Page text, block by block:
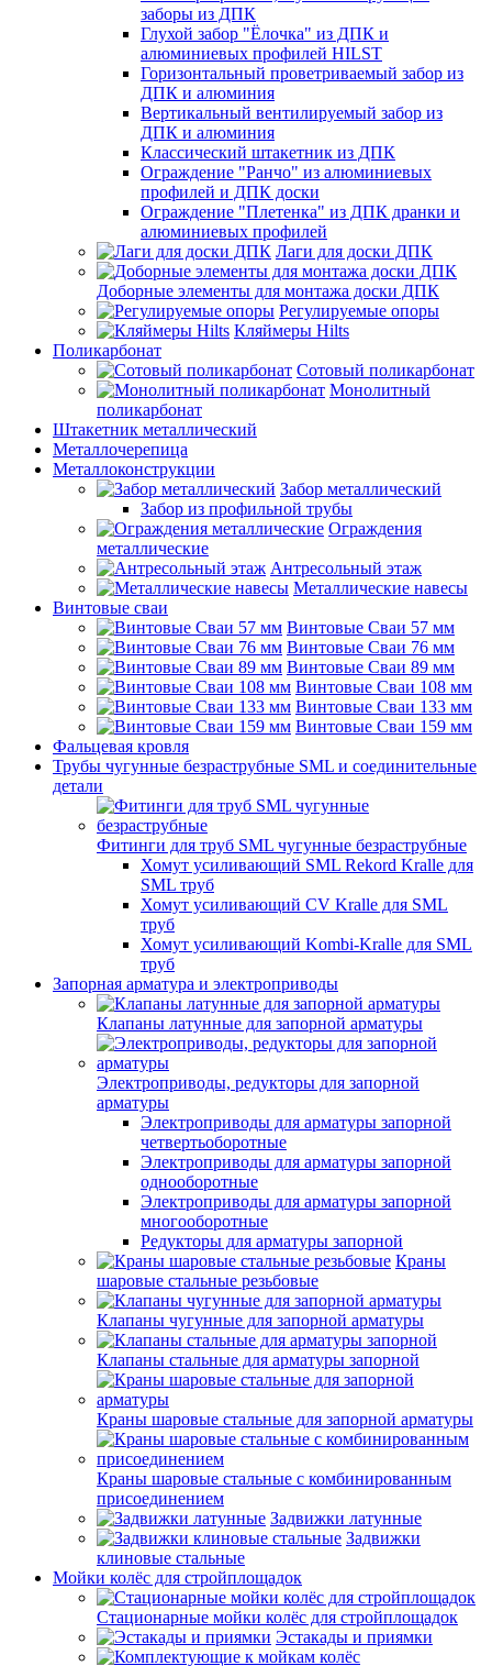
заборы из ДПК
Глухой забор "Ёлочка" из ДПК и
алюминиевых профилей HILST
Горизонтальный проветриваемый забор из
ДПК и алюминия
Вертикальный вентилируемый забор из
ДПК и алюминия
Классический штакетник из ДПК
Ограждение "Ранчо" из алюминиевых
профилей и ДПК доски
Ограждение "Плетенка" из ДПК дранки и
алюминиевых профилей
Лаги для доски ДПК
Доборные элементы для монтажа доски ДПК
Регулируемые опоры
Кляймеры Hilts
Поликарбонат
Сотовый поликарбонат
Монолитный
поликарбонат
Штакетник металлический
Металлочерепица
Металлоконструкции
Забор металлический
Забор из профильной трубы
Ограждения
металлические
Антресольный этаж
Металлические навесы
Винтовые сваи
Винтовые Сваи 57 мм
Винтовые Сваи 76 мм
Винтовые Сваи 89 мм
Винтовые Сваи 108 мм
Винтовые Сваи 133 мм
Винтовые Сваи 159 мм
Фальцевая кровля
Трубы чугунные безраструбные SML и соединительные
детали
Фитинги для труб SML чугунные безраструбные
Хомут усиливающий SML Rekord Kralle для
SML труб
Хомут усиливающий CV Kralle для SML
труб
Хомут усиливающий Kombi-Kralle для SML
труб
Запорная арматура и электроприводы
Клапаны латунные для запорной арматуры
Электроприводы, редукторы для запорной
арматуры
Электроприводы для арматуры запорной
четвертьоборотные
Электроприводы для арматуры запорной
однооборотные
Электроприводы для арматуры запорной
многооборотные
Редукторы для арматуры запорной
Краны
шаровые стальные резьбовые
Клапаны чугунные для запорной арматуры
Клапаны стальные для арматуры запорной
Краны шаровые стальные для запорной арматуры
Краны шаровые стальные с комбинированным
присоединением
Задвижки латунные
Задвижки
клиновые стальные
Мойки колёс для стройплощадок
Стационарные мойки колёс для стройплощадок
Эстакады и приямки